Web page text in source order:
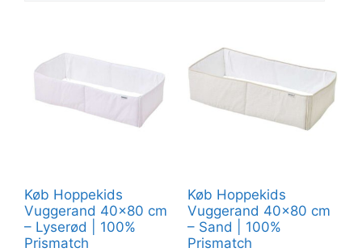
Køb Hoppekids
Vuggerand 40×80 cm
– Lyserød | 100%
Prismatch
Køb Hoppekids
Vuggerand 40×80 cm
– Sand | 100%
Prismatch